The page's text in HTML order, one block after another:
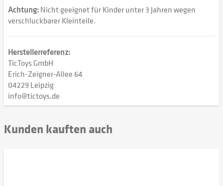
Achtung:Nicht geeignet für Kinder unter 3 Jahren wegen
verschluckbarer Kleinteile.
Herstellerreferenz:
TicToys GmbH
Erich-Zeigner-Allee 64
04229 Leipzig
info@tictoys.de
Kunden kauften auch